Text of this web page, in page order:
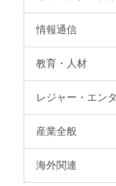
情報通信
教育・人材
レジャー・エン
産業全般
海外関連